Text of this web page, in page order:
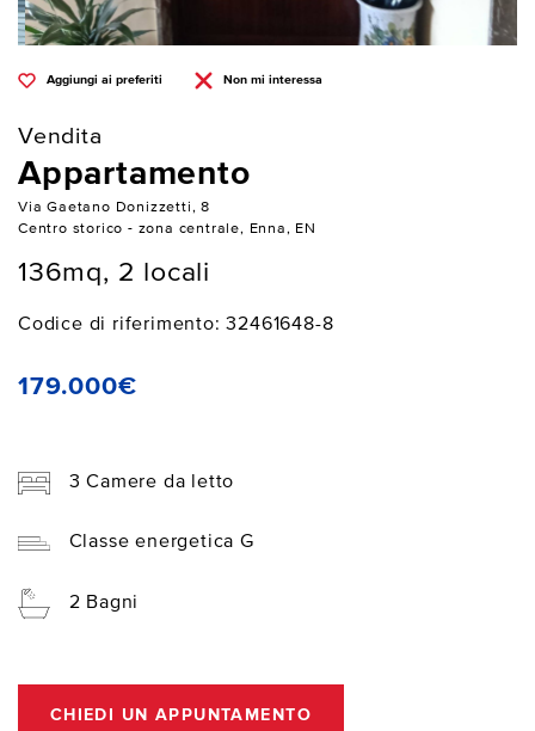
Aggiungi ai preferiti Non mi interessa
Vendita
Appartamento
Via Gaetano Donizzetti, 8
Centro storico - zona centrale, Enna, EN
136mq, 2 locali
Codice di riferimento: 32461648-8
179.000€
3 Camere da letto
Classe energetica G
2 Bagni
CHIEDI UN APPUNTAMENTO